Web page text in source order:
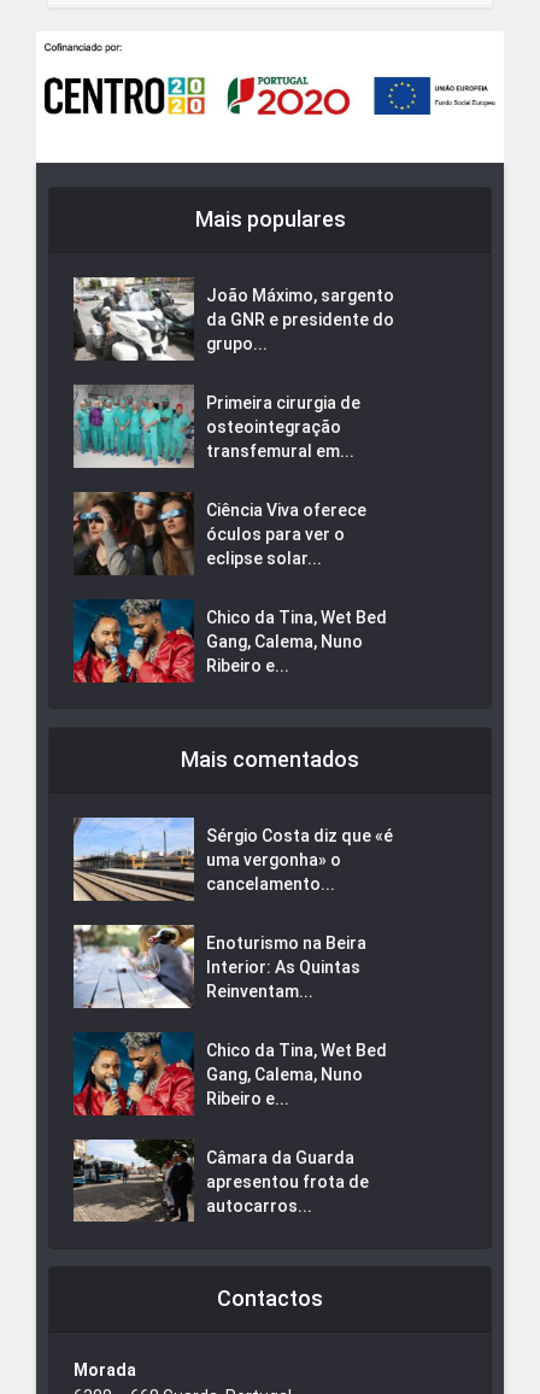
Mais populares
João Máximo, sargento
da GNR e presidente do
grupo...
Primeira cirurgia de
osteointegração
transfemural em...
Ciência Viva oferece
óculos para ver o
eclipse solar...
Chico da Tina, Wet Bed
Gang, Calema, Nuno
Ribeiro e...
Mais comentados
Sérgio Costa diz que «é
uma vergonha» o
cancelamento...
Enoturismo na Beira
Interior: As Quintas
Reinventam...
Chico da Tina, Wet Bed
Gang, Calema, Nuno
Ribeiro e...
Câmara da Guarda
apresentou frota de
autocarros...
Contactos
Morada